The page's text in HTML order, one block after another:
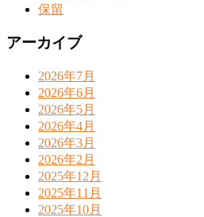
保留
アーカイブ
2026年7月
2026年6月
2026年5月
2026年4月
2026年3月
2026年2月
2025年12月
2025年11月
2025年10月